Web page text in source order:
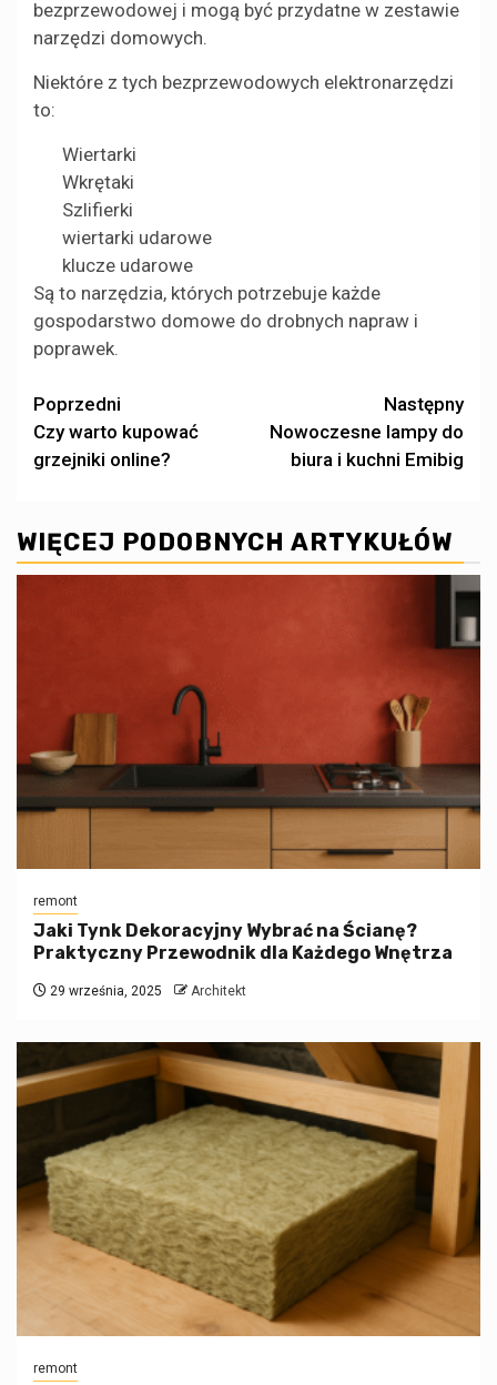
bezprzewodowej i mogą być przydatne w zestawie
narzędzi domowych.
Niektóre z tych bezprzewodowych elektronarzędzi
to:
Wiertarki
Wkrętaki
Szlifierki
wiertarki udarowe
klucze udarowe
Są to narzędzia, których potrzebuje każde
gospodarstwo domowe do drobnych napraw i
poprawek.
Zobacz
wpisy
Poprzedni
Czy warto kupować
grzejniki online?
Następny
Nowoczesne lampy do
biura i kuchni Emibig
WIĘCEJ PODOBNYCH ARTYKUŁÓW
remont
Jaki Tynk Dekoracyjny Wybrać na Ścianę?
Praktyczny Przewodnik dla Każdego Wnętrza
29 września, 2025 Architekt
remont